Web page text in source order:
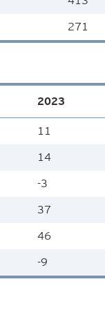
271
2023
11
14
-3
37
46
-9